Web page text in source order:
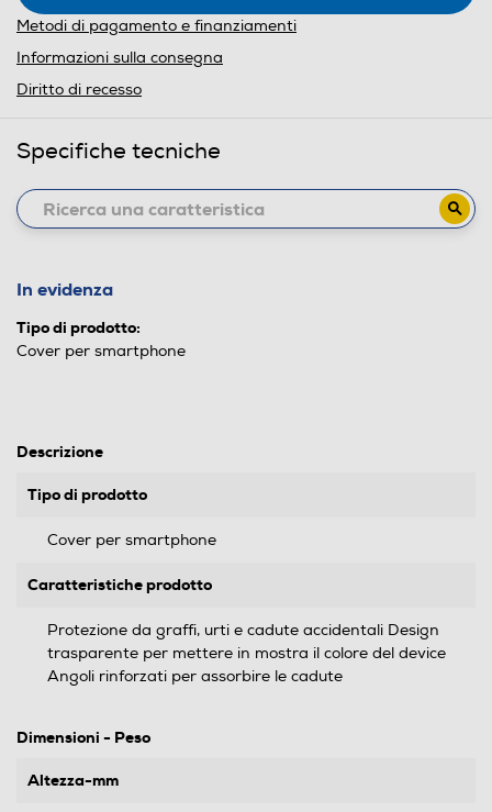
Metodi di pagamento e finanziamenti
Informazioni sulla consegna
Diritto di recesso
Specifiche tecniche
In evidenza
Tipo di prodotto:
Cover per smartphone
Descrizione
Tipo di prodotto
Cover per smartphone
Caratteristiche prodotto
Protezione da graffi, urti e cadute accidentali Design
trasparente per mettere in mostra il colore del device
Angoli rinforzati per assorbire le cadute
Dimensioni - Peso
Altezza-mm